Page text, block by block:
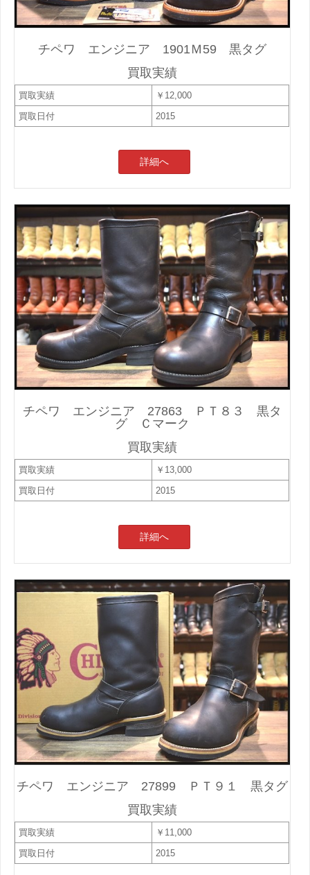
チペワ エンジニア 1901Ｍ59 黒タグ
買取実績
買取実績
￥12,000
買取日付
2015
詳細へ
チペワ エンジニア 27863 ＰＴ８３ 黒タ
グ Ｃマーク
買取実績
買取実績
￥13,000
買取日付
2015
詳細へ
チペワ エンジニア 27899 ＰＴ９１ 黒タグ
買取実績
買取実績
￥11,000
買取日付
2015